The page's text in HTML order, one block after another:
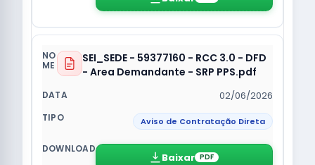
SEI_SEDE - 59377160 - RCC 3.0 - DFD
- Area Demandante - SRP PPS.pdf
02/06/2026
Aviso de Contratação Direta
Baixar PDF